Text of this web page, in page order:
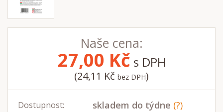
Naše cena:
27,00 Kč s DPH
(24,11 Kč bez DPH)
Dostupnost: skladem do týdne (?)